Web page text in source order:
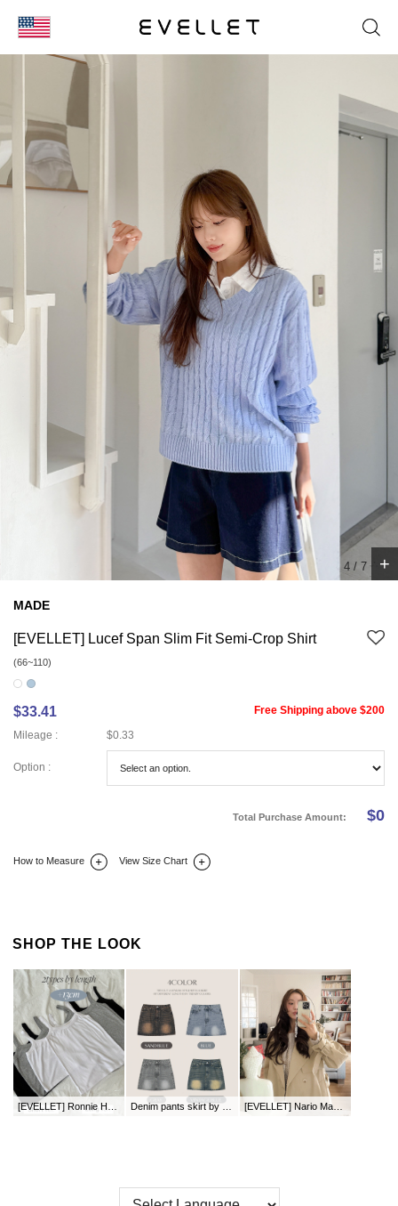
KOR
ENG
日本
5 / 7 +
MADE
[EVELLET] Lucef Span Slim Fit Semi-Crop Shirt
(66~110)
$33.41
Free Shipping above $200
Mileage :
$0.33
Option :
Total Purchase Amount: $0
How to Measure View Size Chart
SHOP THE LOOK
[EVELLET] Nario Maxi Trench Coat